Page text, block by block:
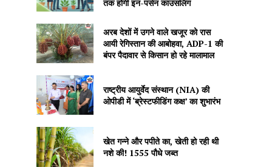
तक होगी इन-पर्सन काउंसलिंग
अरब देशों में उगने वाले खजूर को रास
आयी रेगिस्तान की आबोहवा, ADP-1 की
बंपर पैदावार से किसान हो रहे मालामाल
राष्ट्रीय आयुर्वेद संस्थान (NIA) की
ओपीडी में ‘ब्रेस्टफीडिंग कक्ष’ का शुभारंभ
खेत गन्ने और पपीते का, खेती हो रही थी
नशे की! 1555 पौधे जब्त